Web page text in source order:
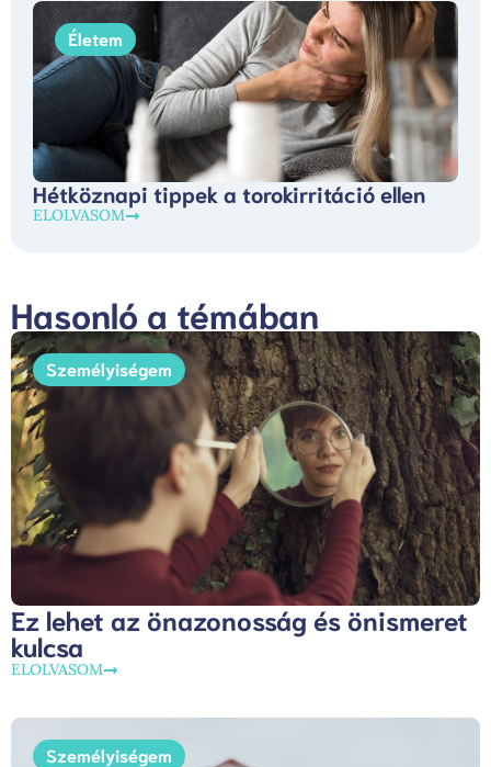
Életem
Hétköznapi tippek a torokirritáció ellen
ELOLVASOM
Hasonló a témában
Személyiségem
Ez lehet az önazonosság és önismeret
kulcsa
ELOLVASOM
Személyiségem